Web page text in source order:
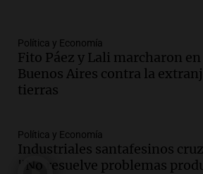
tras condiciones invernales
Panorama Federal
Episodios
Audio.
cuando el padre mira
Educar entre todos
Episodios
Política y Economía
Fito Páez y Lali marcharon
Buenos Aires contra la
tierras
Política y Economía
Industriales santafesinos
"No resuelve problemas